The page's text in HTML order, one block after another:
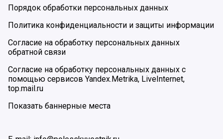
Порядок обработки персональных данных
Политика конфиденциальности и защиты информации
Согласие на обработку персональных данных
обратной связи
Согласие на обработку персональных данных с
помощью сервисов Yandex.Metrika, LiveInternet,
top.mail.ru
Показать баннерные места